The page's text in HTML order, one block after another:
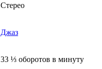
Стерео
Джаз
33 ⅓ оборотов в минуту